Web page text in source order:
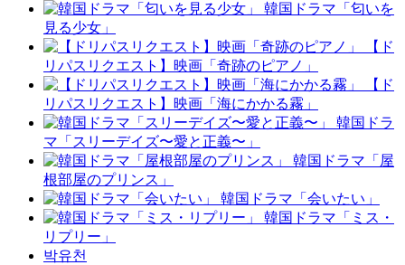
韓国ドラマ「匂いを
見る少女」
【ド
リパスリクエスト】映画「奇跡のピアノ」
【ド
リパスリクエスト】映画「海にかかる霧」
韓国ドラ
マ「スリーデイズ〜愛と正義〜」
韓国ドラマ「屋
根部屋のプリンス」
韓国ドラマ「会いたい」
韓国ドラマ「ミス・
リプリー」
박유천